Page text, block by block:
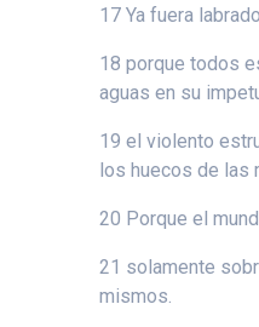
17 Ya fuera
18 porque todos
aguas en su
19 el violento
los huecos de las
20 Porque el
21 solamente
mismos.